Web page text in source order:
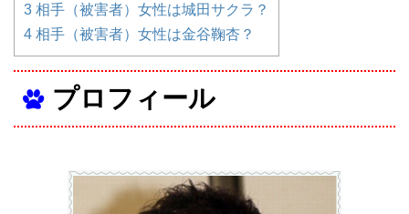
3 相手（被害者）女性は城田サクラ？
4 相手（被害者）女性は金谷鞠杏？
プロフィール